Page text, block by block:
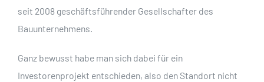
seit 2008 geschäftsführender Gesellschafter des
Bauunternehmens.
Ganz bewusst habe man sich dabei für ein
Investorenprojekt entschieden, also den Standort nicht